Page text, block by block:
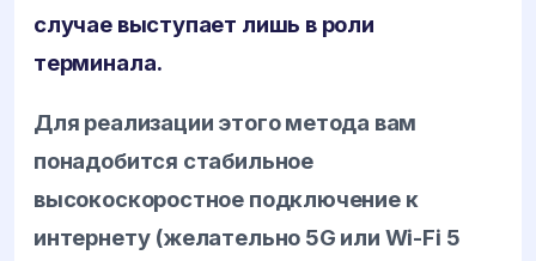
случае выступает лишь в роли
терминала.
Для реализации этого метода вам
понадобится стабильное
высокоскоростное подключение к
интернету (желательно 5G или Wi-Fi 5